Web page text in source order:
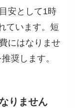
安として1時
ています。短
にはなりませ
奨します。
りません